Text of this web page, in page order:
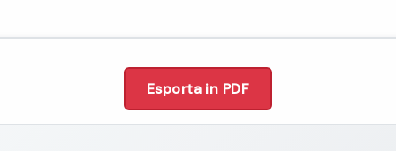
Esporta in PDF